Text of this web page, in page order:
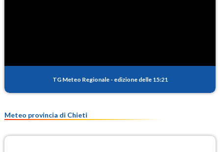
PM25
TG Meteo Regionale - edizione delle 15:21
Meteo provincia di Chieti